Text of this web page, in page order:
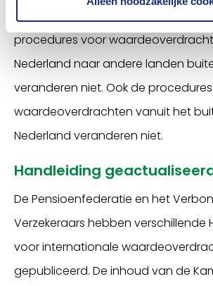
Noorwegen en IJsland) en naar
procedures voor
Nederland naar andere landen
veranderen niet. Ook de
waardeoverdrachten vanuit het
Nederland veranderen niet.
Handleiding
De Pensioenfederatie en het
Verzekeraars hebben verschillende
voor internationale
gepubliceerd. De inhoud van de